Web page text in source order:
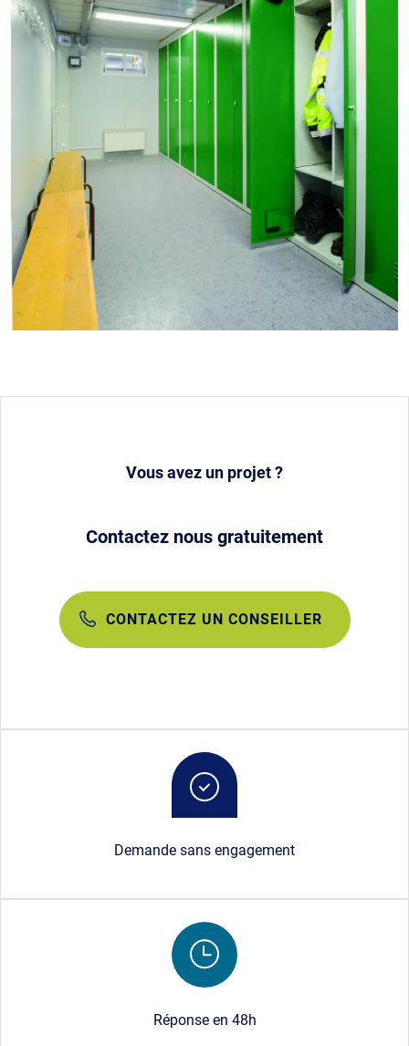
Vous avez un projet ?
Contactez nous gratuitement
CONTACTEZ UN CONSEILLER
Demande sans engagement
Image
Réponse en 48h